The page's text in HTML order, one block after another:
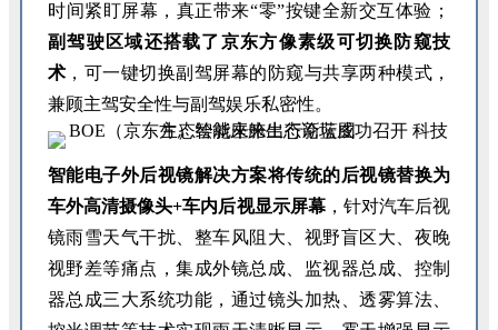
时间紧盯屏幕，真正带来“零”按键全新交互体验；
副驾驶区域还搭载了京东方像素级可切换防窥技
术 ，可一键切换副驾屏幕的防窥与共享两种模式，
兼顾主驾安全性与副驾娱乐私密性。
智能电子外后视镜解决方案将传统的后视镜替换为
车外高清摄像头+车内后视显示屏幕，针对汽车后视
镜雨雪天气干扰、整车风阻大、视野盲区大、夜晚
视野差等痛点，集成外镜总成、监视器总成、控制
器总成三大系统功能，通过镜头加热、透雾算法、